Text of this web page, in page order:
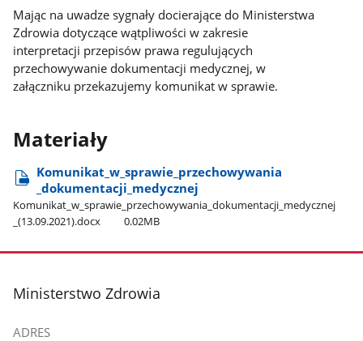
Mając na uwadze sygnały docierające do Ministerstwa
Zdrowia dotyczące wątpliwości w zakresie
interpretacji przepisów prawa regulujących
przechowywanie dokumentacji medycznej, w
załączniku przekazujemy komunikat w sprawie.
Materiały
Komunikat​_w​_sprawie​_przechowywania​
_dokumentacji​_medycznej
Komunikat​_w​_sprawie​_przechowywania​_dokumentacji​_medycznej​
_(13.09.2021).docx
0.02MB
stopka
Ministerstwo Zdrowia
ADRES